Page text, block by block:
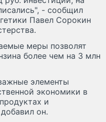
- сообщил
Павел Сорокин
меры позволят
более чем на 3 млн
элементы
экономики в
и
он.